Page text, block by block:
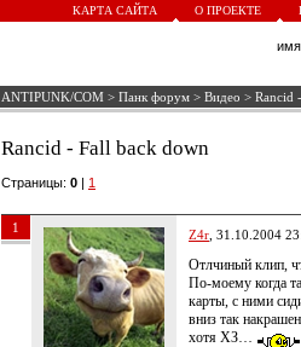
КАРТА САЙТА О ПРОЕКТЕ
ANTIPUNK/COM > Панк форум > Видео > Rancid
Rancid - Fall back down
Страницы: 0 | 1
1 Z4r , 31.10.2004
Отлчиный клип,
По-моему когда
карты, с ними
вниз так
хотя ХЗ…